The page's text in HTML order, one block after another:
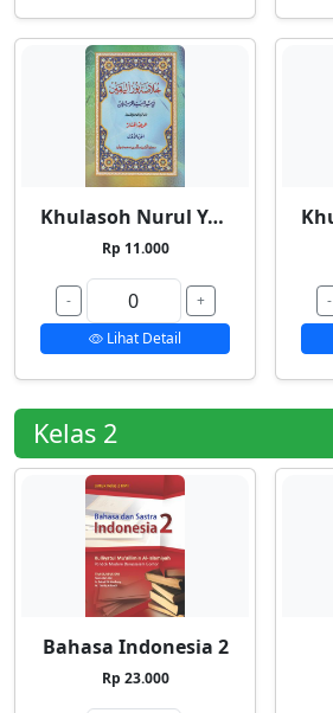
Khulasoh Nurul Yaqin 1
Rp 11.000
-
+
Lihat Detail
-
Kelas 2
Bahasa Indonesia 2
Rp 23.000